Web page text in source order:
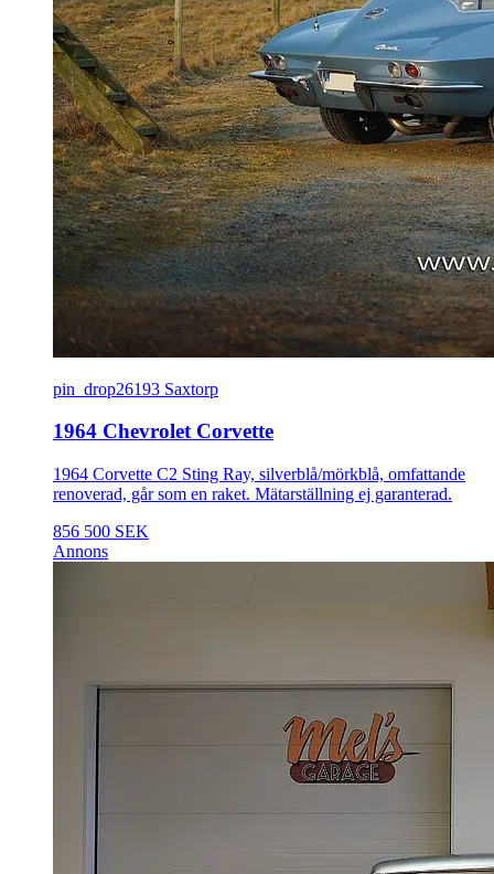
pin_drop26193 Saxtorp
1964 Chevrolet Corvette
1964 Corvette C2 Sting Ray, silverblå/mörkblå, omfattande
renoverad, går som en raket. Mätarställning ej garanterad.
856 500 SEK
Annons